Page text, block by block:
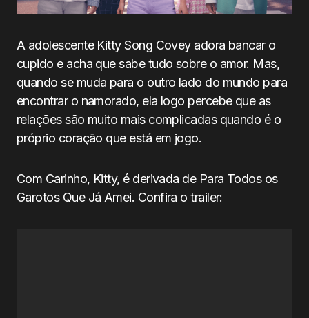
A adolescente Kitty Song Covey adora bancar o
cupido e acha que sabe tudo sobre o amor. Mas,
quando se muda para o outro lado do mundo para
encontrar o namorado, ela logo percebe que as
relações são muito mais complicadas quando é o
próprio coração que está em jogo.
Com Carinho, Kitty, é derivada de Para Todos os
Garotos Que Já Amei. Confira o trailer: